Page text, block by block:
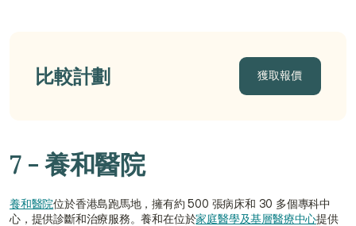
比較計劃 獲取報價
7 - 養和醫院
養和醫院位於香港島跑馬地，擁有約 500 張病床和 30 多個專科中
心，提供診斷和治療服務。養和在位於家庭醫學及基層醫療中心提供